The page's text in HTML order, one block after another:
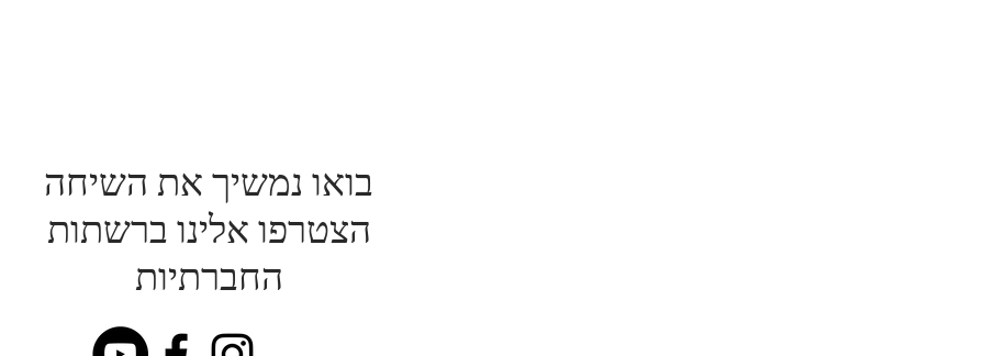
בואו נמשיך את השיחה
הצטרפו אלינו ברשתות
החברתיות